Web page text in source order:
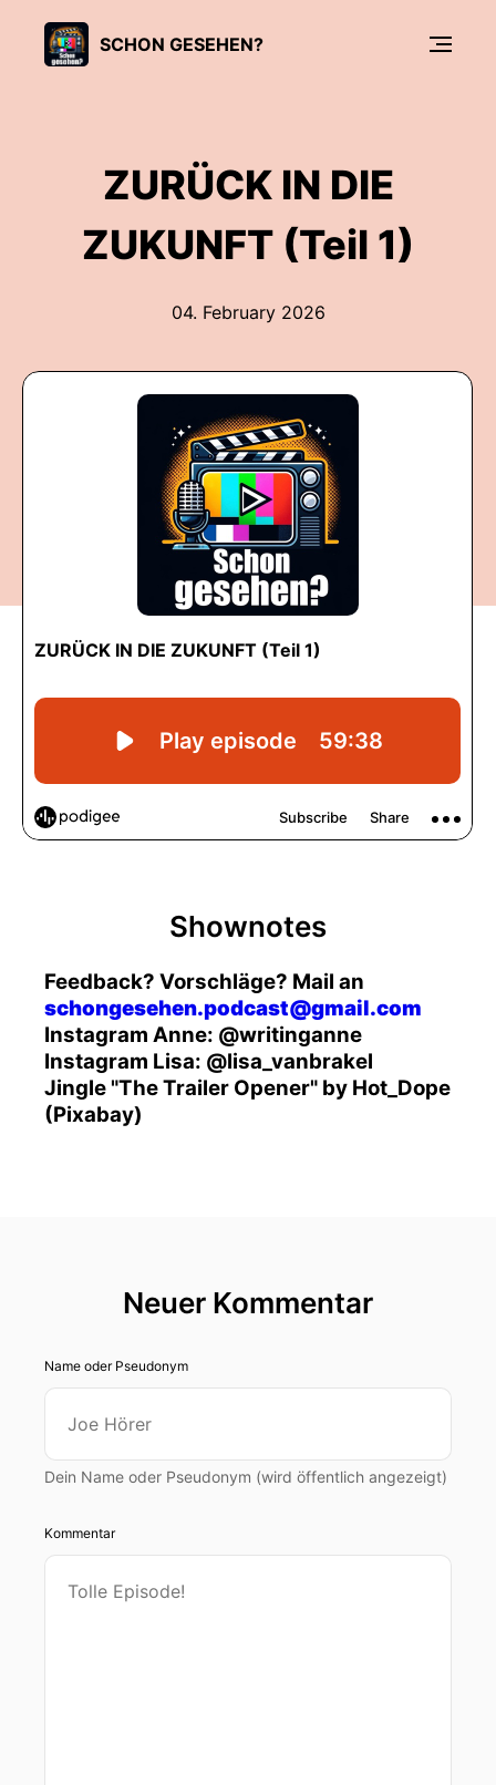
SCHON GESEHEN?
ZURÜCK IN DIE
ZUKUNFT (Teil 1)
04. February 2026
Shownotes
Feedback? Vorschläge? Mail an
schongesehen.podcast@gmail.com
Instagram Anne: @writinganne
Instagram Lisa: @lisa_vanbrakel
Jingle "The Trailer Opener" by Hot_Dope
(Pixabay)
Neuer Kommentar
Name oder Pseudonym
Dein Name oder Pseudonym (wird öffentlich angezeigt)
Kommentar